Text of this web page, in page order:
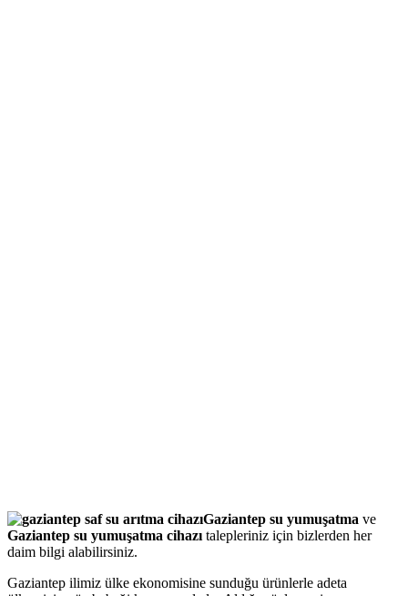
Gaziantep su yumuşatma ve
Gaziantep su yumuşatma cihazı talepleriniz için bizlerden her
daim bilgi alabilirsiniz.
Gaziantep ilimiz ülke ekonomisine sunduğu ürünlerle adeta